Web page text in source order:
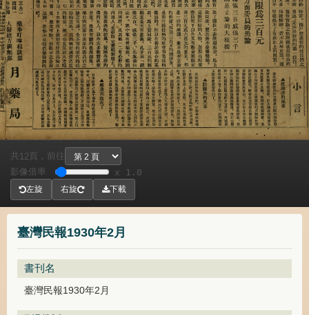
臺灣民報1930年2月
書刊名
臺灣民報1930年2月
共 12頁， 前往
影像倍率
x 1.0
左旋 右旋 下載